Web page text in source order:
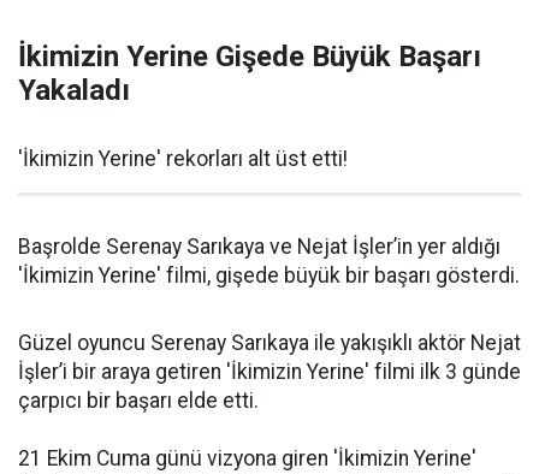
İkimizin Yerine Gişede Büyük Başarı
Yakaladı
'İkimizin Yerine' rekorları alt üst etti!
Başrolde Serenay Sarıkaya ve Nejat İşler’in yer aldığı
'İkimizin Yerine' filmi, gişede büyük bir başarı gösterdi.
Güzel oyuncu Serenay Sarıkaya ile yakışıklı aktör Nejat
İşler’i bir araya getiren 'İkimizin Yerine' filmi ilk 3 günde
çarpıcı bir başarı elde etti.
21 Ekim Cuma günü vizyona giren 'İkimizin Yerine'